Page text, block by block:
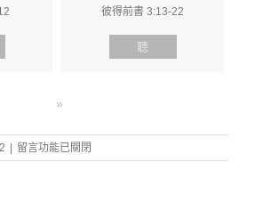
彼得前書 3:13-22
聽
»
在
〈證
留言功能已關閉